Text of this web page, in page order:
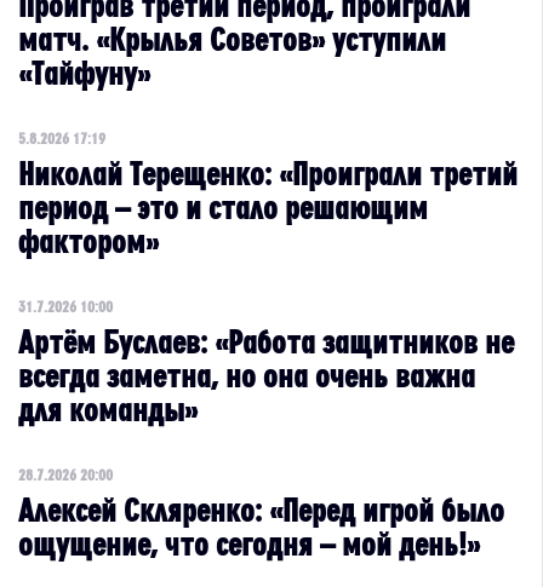
матч. «Крылья Советов» уступили
«Тайфуну»
5.8.2026 17:19
Николай Терещенко: «Проиграли третий
период – это и стало решающим
фактором»
31.7.2026 10:00
Артём Буслаев: «Работа защитников не
всегда заметна, но она очень важна
для команды»
28.7.2026 20:00
Алексей Скляренко: «Перед игрой было
ощущение, что сегодня – мой день!»